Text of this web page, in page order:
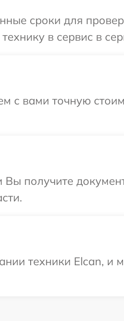
сроки для
в сервис в
с вами точную
получите
техники Elcan, и